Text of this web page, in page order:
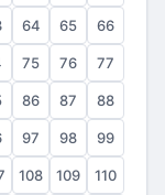
64 65 66
75 76 77
86 87 88
97 98 99
108 109 110